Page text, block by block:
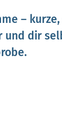
–
und dir